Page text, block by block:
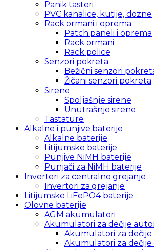
Panik tasteri
PVC kanalice, kutije, dozne
Rack ormani i oprema
Patch paneli i oprema
Rack ormani
Rack police
Senzori pokreta
Bežični senzori
Žičani senzori pokreta
Sirene
Spoljašnje sirene
Unutrašnje sirene
Tastature
Alkalne i punjive baterije
Alkalne baterije
Litijumske baterije
Punjive NiMH baterije
Punjači za NiMH baterije
Inverteri za centralno grejanje
Invertori za grejanje
Litijumske LiFePO4 baterije
Olovne baterije
AGM akumulatori
Akumulatori za dečije
Akumulatori za dečije
Akumulatori za